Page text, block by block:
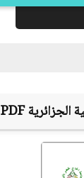
الجزائريةPDF